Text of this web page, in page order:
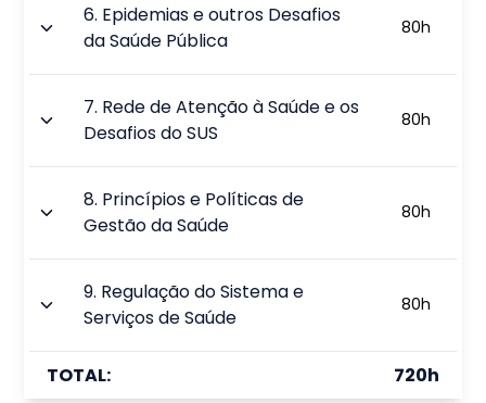
6. Epidemias e outros Desafios
da Saúde Pública
80h
7. Rede de Atenção à Saúde e os
Desafios do SUS
80h
8. Princípios e Políticas de
Gestão da Saúde
80h
9. Regulação do Sistema e
Serviços de Saúde
80h
TOTAL: 720h